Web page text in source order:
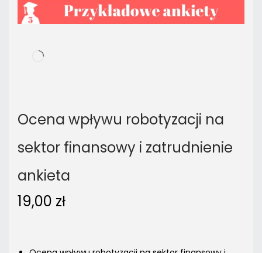
Ocena wpływu robotyzacji na
sektor finansowy i zatrudnienie
ankieta
19,00 zł